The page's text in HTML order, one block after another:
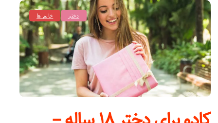
خانم ها دختر
کادو برای دختر ۱۸ ساله –